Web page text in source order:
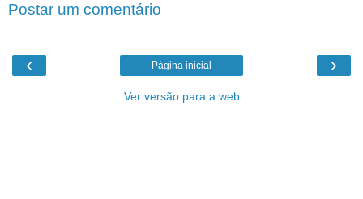
Postar um comentário
‹ ›
Página inicial
Ver versão para a web